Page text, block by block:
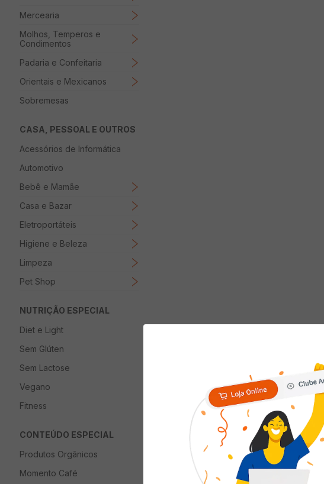
Mercearia
Molhos, Temperos e
Condimentos
Padaria e Confeitaria
Orientais e Mexicanos
Sobremesas
CASA, PESSOAL E OUTROS
Acessórios de Informática
Automotivo
Bebê e Mamãe
Casa e Bazar
Eletroportáteis
Higiene e Beleza
Limpeza
Pet Shop
NUTRIÇÃO ESPECIAL
Diet e Light
Sem Glúten
Sem Lactose
Vegano
Fitness
CONTEÚDO ESPECIAL
Produtos Orgânicos
Momento Café